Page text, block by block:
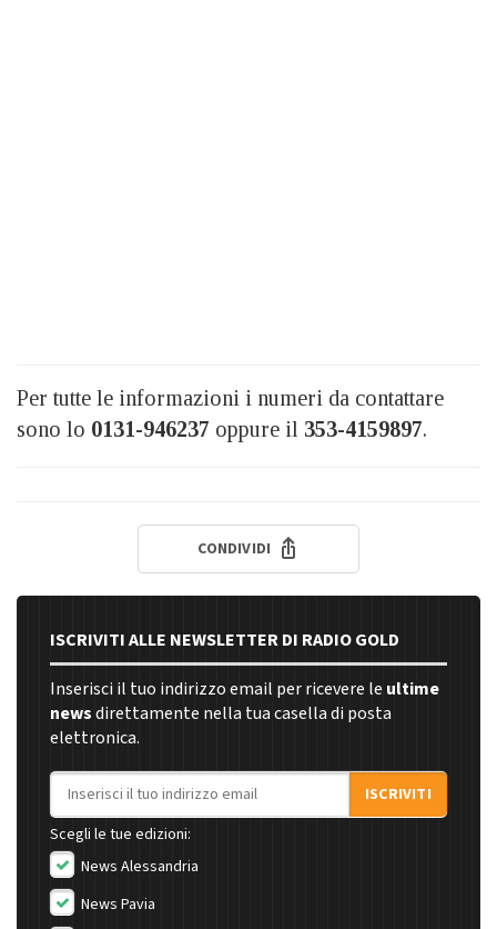
Per tutte le informazioni i numeri da contattare
sono lo 0131-946237 oppure il 353-4159897.
CONDIVIDI
ISCRIVITI ALLE NEWSLETTER DI RADIO GOLD
Inserisci il tuo indirizzo email per ricevere le ultime
newsdirettamente nella tua casella di posta
elettronica.
Indirizzo email
ISCRIVITI
Scegli le tue edizioni:
News Alessandria
News Pavia